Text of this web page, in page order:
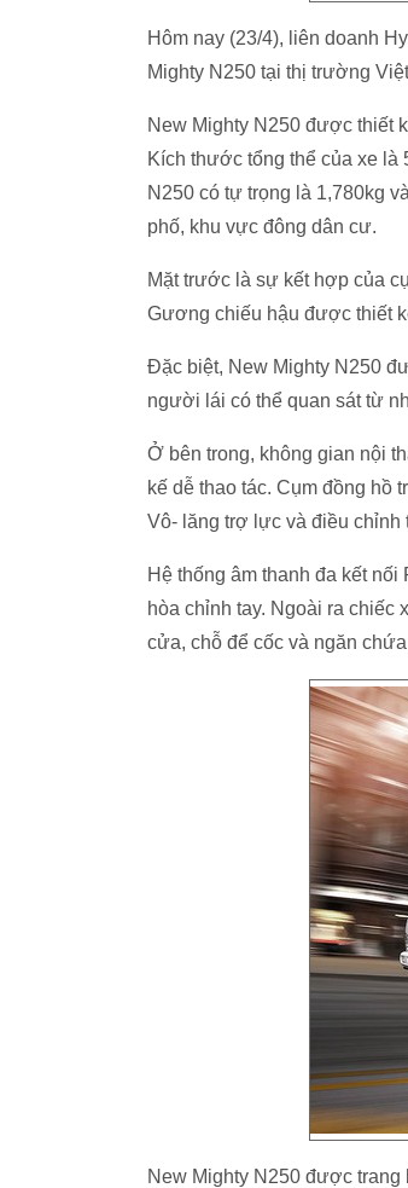
Hôm nay (23/4), liên doanh
Mighty N250 tại thị trường
New Mighty N250 được thiết
Kích thước tổng thể của xe là
N250 có tự trọng là 1,780kg
phố, khu vực đông dân cư.
Mặt trước là sự kết hợp của
Gương chiếu hậu được thiết
Đặc biệt, New Mighty N250
người lái có thể quan sát từ
Ở bên trong, không gian nội
kế dễ thao tác. Cụm đồng hồ
Vô- lăng trợ lực và điều chỉnh
Hệ thống âm thanh đa kết
hòa chỉnh tay. Ngoài ra chiếc
cửa, chỗ để cốc và ngăn
New Mighty N250 được